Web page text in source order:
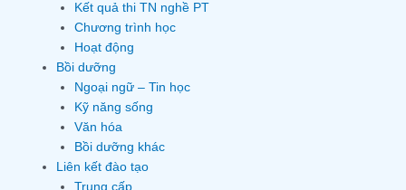
Kết quả thi TN nghề PT
Chương trình học
Hoạt động
Bồi dưỡng
Ngoại ngữ – Tin học
Kỹ năng sống
Văn hóa
Bồi dưỡng khác
Liên kết đào tạo
Trung cấp